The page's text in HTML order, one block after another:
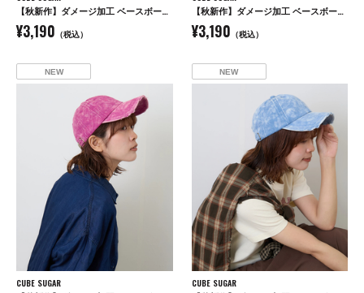
【秋新作】ダメージ加工 ベースボール キャップ
¥3,190 （税込）
【秋新作】ダメージ加工 ベースボール キャップ
¥3,190 （税込）
NEW
CUBE SUGAR
NEW
CUBE SUGAR